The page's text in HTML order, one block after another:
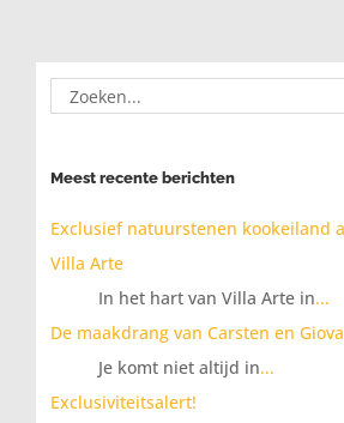
Zoeken
Meest recente berichten
Exclusief natuurstenen kookeiland
Villa Arte
In het hart van Villa Arte in...
De maakdrang van Carsten en
Je komt niet altijd in...
Exclusiviteitsalert!